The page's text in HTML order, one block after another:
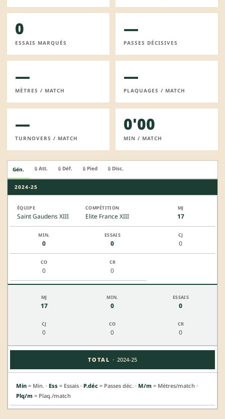
0
ESSAIS MARQUÉS
—
PASSES DÉCISIVES
—
MÈTRES / MATCH
—
PLAQUAGES / MATCH
—
TURNOVERS / MATCH
0'00
MIN / MATCH
Gén. 🔒 Att. 🔒 Déf. 🔒 Pied 🔒 Disc.
2024-25
Saint Gaudens XIII Elite France XIII 17
0 0 0
0 0
17 0 0
0 0 0
TOTAL · 2024-25
Min = Min. · Ess = Essais · P.déc = Passes déc. · M/m = Mètres/match ·
Plq/m = Plaq./match